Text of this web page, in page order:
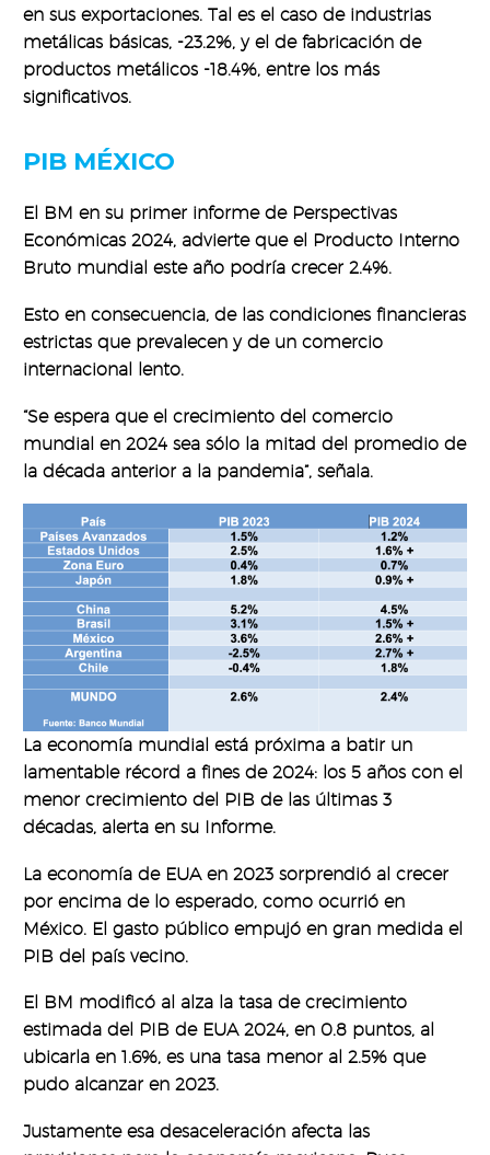
en sus exportaciones. Tal es el caso de industrias
metálicas básicas, -23.2%, y el de fabricación de
productos metálicos -18.4%, entre los más
significativos.
PIB MÉXICO
El BM en su primer informe de Perspectivas
Económicas 2024, advierte que el Producto Interno
Bruto mundial este año podría crecer 2.4%.
Esto en consecuencia, de las condiciones financieras
estrictas que prevalecen y de un comercio
internacional lento.
“Se espera que el crecimiento del comercio
mundial en 2024 sea sólo la mitad del promedio de
la década anterior a la pandemia”, señala.
La economía mundial está próxima a batir un
lamentable récord a fines de 2024: los 5 años con el
menor crecimiento del PIB de las últimas 3
décadas, alerta en su Informe.
La economía de EUA en 2023 sorprendió al crecer
por encima de lo esperado, como ocurrió en
México. El gasto público empujó en gran medida el
PIB del país vecino.
El BM modificó al alza la tasa de crecimiento
estimada del PIB de EUA 2024, en 0.8 puntos, al
ubicarla en 1.6%, es una tasa menor al 2.5% que
pudo alcanzar en 2023.
Justamente esa desaceleración afecta las